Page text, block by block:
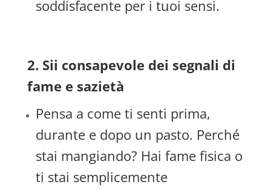
soddisfacente per i tuoi sensi.
2. Sii consapevole dei segnali di
fame e sazietà
Pensa a come ti senti prima,
durante e dopo un pasto. Perché
stai mangiando? Hai fame fisica o
ti stai semplicemente